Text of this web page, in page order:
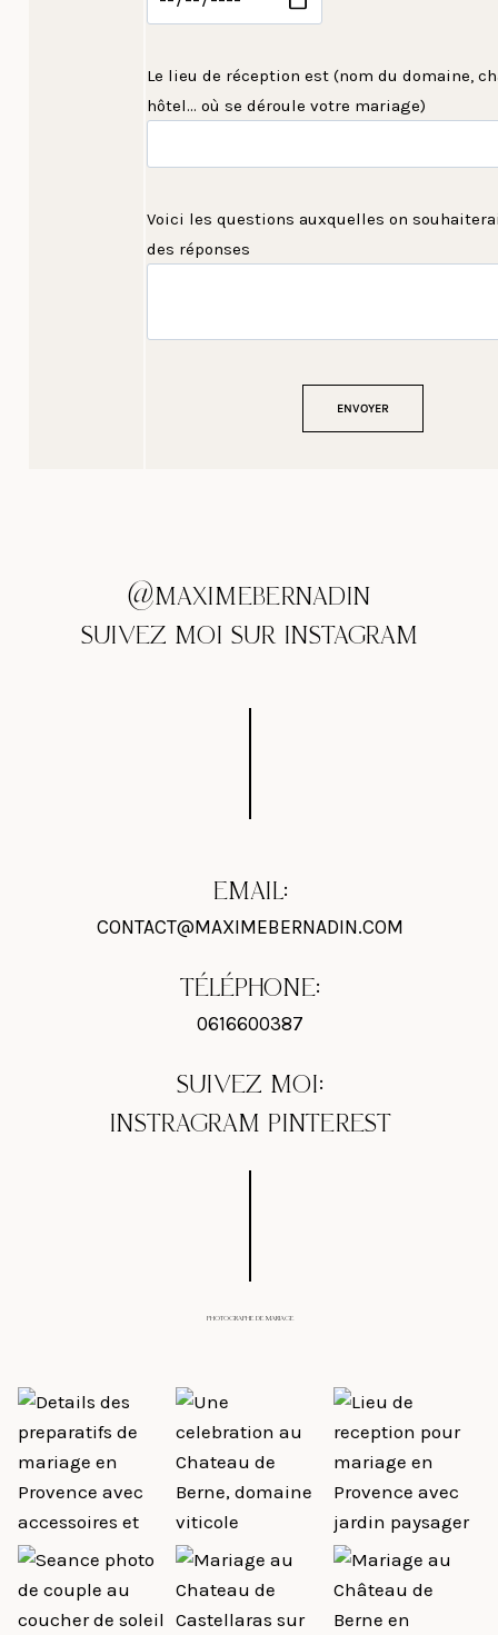
Le lieu de réception est (nom du domaine,
hôtel... où se déroule votre mariage)
Voici les questions auxquelles on
des réponses
@MAXIMEBERNADIN
SUIVEZ MOI SUR INSTAGRAM
EMAIL:
CONTACT@MAXIMEBERNADIN.COM
TÉLÉPHONE:
0616600387
SUIVEZ MOI:
INSTRAGRAM PINTEREST
PHOTOGRAPHE DE MARIAGE